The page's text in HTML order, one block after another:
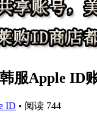
服Apple ID
ID • 阅读 744